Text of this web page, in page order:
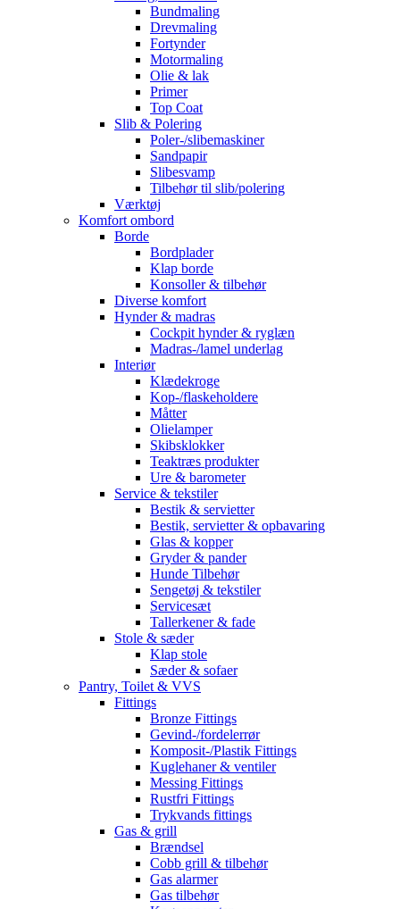
Bundmaling
Drevmaling
Fortynder
Motormaling
Olie & lak
Primer
Top Coat
Slib & Polering
Poler-/slibemaskiner
Sandpapir
Slibesvamp
Tilbehør til slib/polering
Værktøj
Komfort ombord
Borde
Bordplader
Klap borde
Konsoller & tilbehør
Diverse komfort
Hynder & madras
Cockpit hynder & ryglæn
Madras-/lamel underlag
Interiør
Klædekroge
Kop-/flaskeholdere
Måtter
Olielamper
Skibsklokker
Teaktræs produkter
Ure & barometer
Service & tekstiler
Bestik & servietter
Bestik, servietter & opbavaring
Glas & kopper
Gryder & pander
Hunde Tilbehør
Sengetøj & tekstiler
Servicesæt
Tallerkener & fade
Stole & sæder
Klap stole
Sæder & sofaer
Pantry, Toilet & VVS
Fittings
Bronze Fittings
Gevind-/fordelerrør
Komposit-/Plastik Fittings
Kuglehaner & ventiler
Messing Fittings
Rustfri Fittings
Trykvands fittings
Gas & grill
Brændsel
Cobb grill & tilbehør
Gas alarmer
Gas tilbehør